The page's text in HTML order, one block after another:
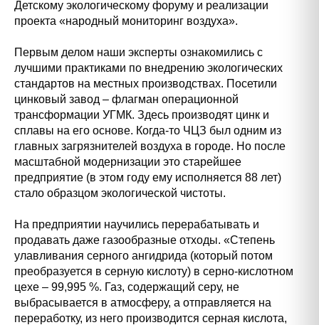
Детскому экологическому форуму и реализации
проекта «народный мониторинг воздуха».
Первым делом наши эксперты ознакомились с
лучшими практиками по внедрению экологических
стандартов на местных производствах. Посетили
цинковый завод – флагман операционной
трансформации УГМК. Здесь производят цинк и
сплавы на его основе. Когда-то ЧЦЗ был одним из
главных загрязнителей воздуха в городе. Но после
масштабной модернизации это старейшее
предприятие (в этом году ему исполняется 88 лет)
стало образцом экологической чистоты.
На предприятии научились перерабатывать и
продавать даже газообразные отходы. «Степень
улавливания серного ангидрида (который потом
преобразуется в серную кислоту) в серно-кислотном
цехе – 99,995 %. Газ, содержащий серу, не
выбрасывается в атмосферу, а отправляется на
переработку, из него производится серная кислота,